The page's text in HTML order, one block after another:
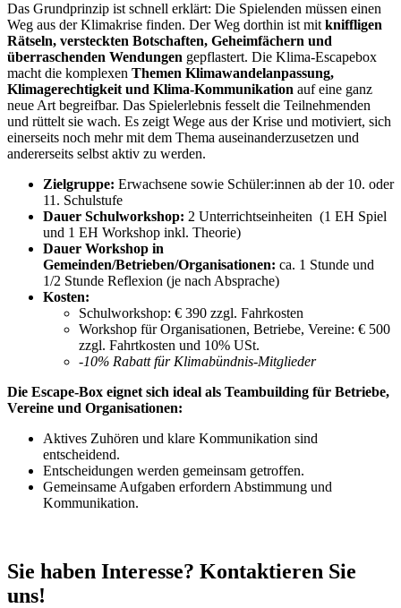
Das Grundprinzip ist schnell erklärt: Die Spielenden müssen einen
Weg aus der Klimakrise finden. Der Weg dorthin ist mit kniffligen
Rätseln, versteckten Botschaften, Geheimfächern und
überraschenden Wendungen gepflastert. Die Klima-Escapebox
macht die komplexen Themen Klimawandelanpassung,
Klimagerechtigkeit und Klima-Kommunikation auf eine ganz
neue Art begreifbar. Das Spielerlebnis fesselt die Teilnehmenden
und rüttelt sie wach. Es zeigt Wege aus der Krise und motiviert, sich
einerseits noch mehr mit dem Thema auseinanderzusetzen und
andererseits selbst aktiv zu werden.
Zielgruppe: Erwachsene sowie Schüler:innen ab der 10. oder
11. Schulstufe
Dauer Schulworkshop: 2 Unterrichtseinheiten (1 EH Spiel
und 1 EH Workshop inkl. Theorie)
Dauer Workshop in
Gemeinden/Betrieben/Organisationen: ca. 1 Stunde und
1/2 Stunde Reflexion (je nach Absprache)
Kosten:
Schulworkshop: € 390 zzgl. Fahrkosten
Workshop für Organisationen, Betriebe, Vereine: € 500
zzgl. Fahrtkosten und 10% USt.
-10% Rabatt für Klimabündnis-Mitglieder
Die Escape-Box eignet sich ideal als Teambuilding für Betriebe,
Vereine und Organisationen:
Aktives Zuhören und klare Kommunikation sind
entscheidend.
Entscheidungen werden gemeinsam getroffen.
Gemeinsame Aufgaben erfordern Abstimmung und
Kommunikation.
Sie haben Interesse? Kontaktieren Sie
uns!